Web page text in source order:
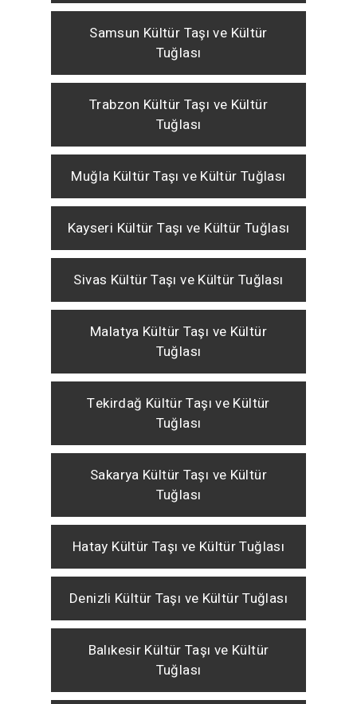
Samsun Kültür Taşı ve Kültür
Tuğlası
Trabzon Kültür Taşı ve Kültür
Tuğlası
Muğla Kültür Taşı ve Kültür Tuğlası
Kayseri Kültür Taşı ve Kültür Tuğlası
Sivas Kültür Taşı ve Kültür Tuğlası
Malatya Kültür Taşı ve Kültür
Tuğlası
Tekirdağ Kültür Taşı ve Kültür
Tuğlası
Sakarya Kültür Taşı ve Kültür
Tuğlası
Hatay Kültür Taşı ve Kültür Tuğlası
Denizli Kültür Taşı ve Kültür Tuğlası
Balıkesir Kültür Taşı ve Kültür
Tuğlası